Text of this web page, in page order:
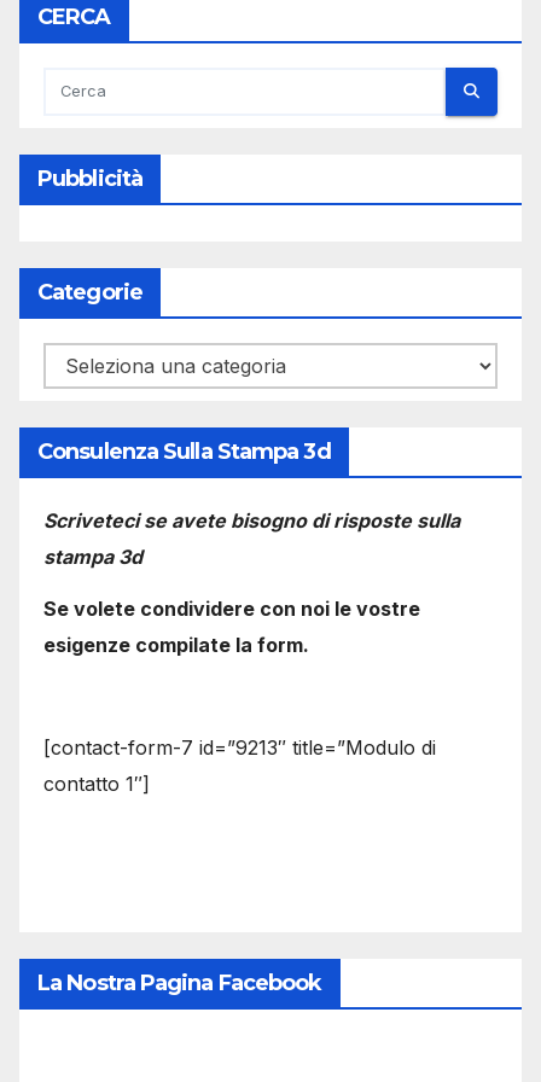
CERCA
Pubblicità
Categorie
Categorie
Consulenza Sulla Stampa 3d
Scriveteci se avete bisogno di risposte sulla
stampa 3d
Se volete condividere con noi le vostre
esigenze compilate la form.
[contact-form-7 id=”9213″ title=”Modulo di
contatto 1″]
La Nostra Pagina Facebook